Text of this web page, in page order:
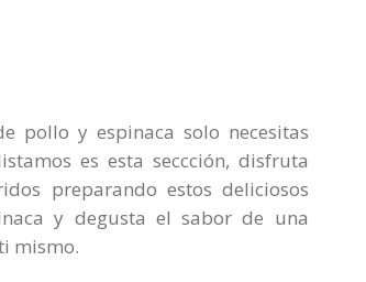
pollo y espinaca solo necesitas
es esta seccción, disfruta
preparando estos deliciosos
y degusta el sabor de una
mismo.